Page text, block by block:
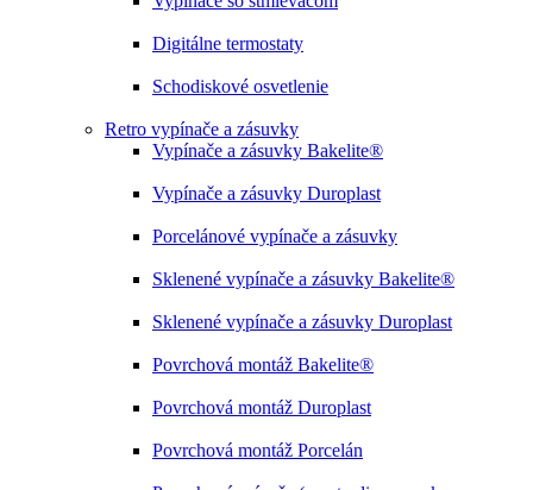
Digitálne termostaty
Schodiskové osvetlenie
Retro vypínače a zásuvky
Vypínače a zásuvky Bakelite®
Vypínače a zásuvky Duroplast
Porcelánové vypínače a zásuvky
Sklenené vypínače a zásuvky Bakelite®
Sklenené vypínače a zásuvky Duroplast
Povrchová montáž Bakelite®
Povrchová montáž Duroplast
Povrchová montáž Porcelán